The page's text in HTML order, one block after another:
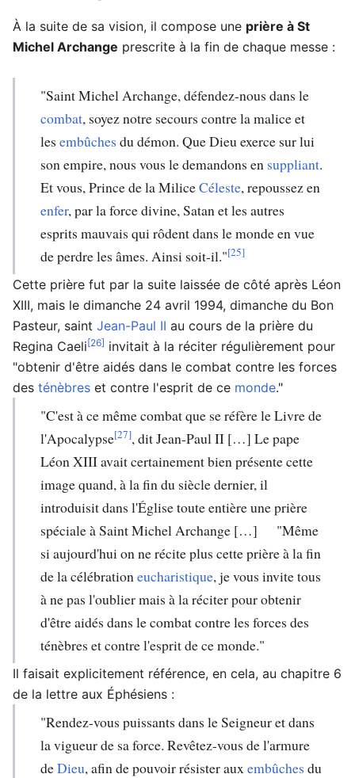
À la suite de sa vision, il compose une prière à St
Michel Archange prescrite à la fin de chaque messe :
"Saint Michel Archange, défendez-nous dans le
combat, soyez notre secours contre la malice et
les embûches du démon. Que Dieu exerce sur lui
son empire, nous vous le demandons en suppliant.
Et vous, Prince de la MiliceCéleste, repoussez en
enfer, par la force divine, Satan et les autres
esprits mauvais qui rôdent dans le monde en vue
de perdre les âmes. Ainsi soit-il."[25]
Cette prière fut par la suite laissée de côté après Léon
XIII, mais le dimanche 24 avril 1994, dimanche du Bon
Pasteur, saint Jean-Paul II au cours de la prière du
Regina Caeli[26] invitait à la réciter régulièrement pour
"obtenir d'être aidés dans le combat contre les forces
des ténèbres et contre l'esprit de ce monde."
"C'est à ce même combat que se réfère le Livre de
l'Apocalypse[27], dit Jean-Paul II […] Le pape
Léon XIII avait certainement bien présente cette
image quand, à la fin du siècle dernier, il
introduisit dans l'Église toute entière une prière
spéciale à Saint Michel Archange […] "Même
si aujourd'hui on ne récite plus cette prière à la fin
de la célébrationeucharistique, je vous invite tous
à ne pas l'oublier mais à la réciter pour obtenir
d'être aidés dans le combat contre les forces des
ténèbres et contre l'esprit de ce monde."
Il faisait explicitement référence, en cela, au chapitre 6
de la lettre aux Éphésiens :
"Rendez-vous puissants dans le Seigneur et dans
la vigueur de sa force. Revêtez-vous de l'armure
deDieu, afin de pouvoir résister auxembûches du